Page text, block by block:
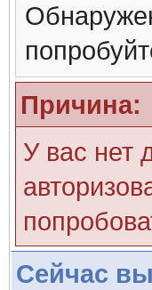
Причина:
У вас нет
Сейчас